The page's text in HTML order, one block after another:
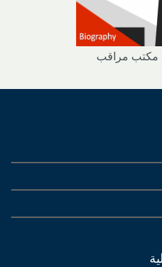
مكتب مراقب